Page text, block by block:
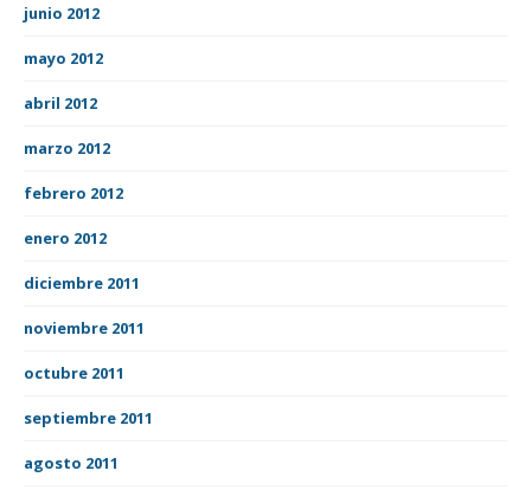
junio 2012
mayo 2012
abril 2012
marzo 2012
febrero 2012
enero 2012
diciembre 2011
noviembre 2011
octubre 2011
septiembre 2011
agosto 2011